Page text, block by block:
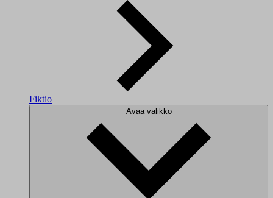
Fiktio
Avaa valikko